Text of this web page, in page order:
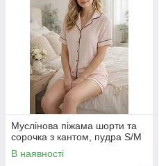
Муслінова піжама шорти та
сорочка з кантом, пудра S/M
В наявності